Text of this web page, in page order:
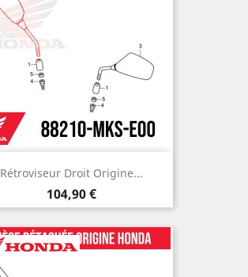
Rétroviseur Droit Origine...
Prix
104,90 €